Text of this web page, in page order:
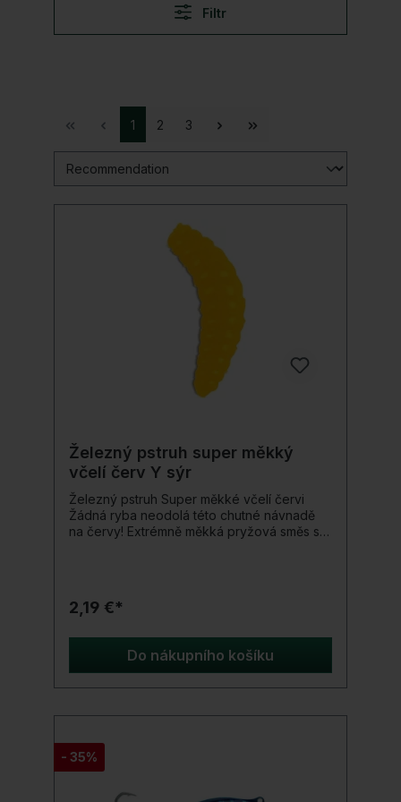
Filtr
1 2 3
Železný pstruh super měkký
včelí červ Y sýr
Železný pstruh Super měkké včelí červi
Žádná ryba neodolá této chutné návnadě
na červy! Extrémně měkká pryžová směs s
háčku. Detaily produktu: Super měkká
2,19 €*
Do nákupního košíku
- 35%